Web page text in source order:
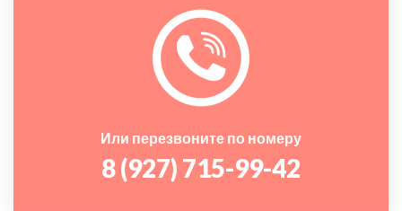
Или перезвоните по номеру
8 (927) 715-99-42